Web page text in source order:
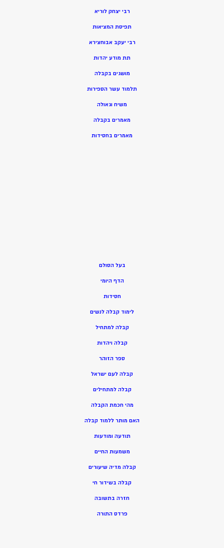
רבי יצחק לוריא
תפיסת המציאות
רבי יעקב אבוחצירא
תת מודע יהדות
מושגים בקבלה
תלמוד עשר הספירות
משיח וגאולה
מאמרים בקבלה
מאמרים בחסידות
בעל הסולם
הדף היומי
חסידות
לימוד קבלה לנשים
קבלה למתחיל
קבלה ויהדות
ספר הזוהר
קבלה לעם ישראל
קבלה למתחילים
מהי חכמת הקבלה
האם מותר ללמוד קבלה
תודעה ומודעות
משמעות החיים
קבלה מדיה שיעורים
קבלה בשידור חי
חזרה בתשובה
פרדס התורה